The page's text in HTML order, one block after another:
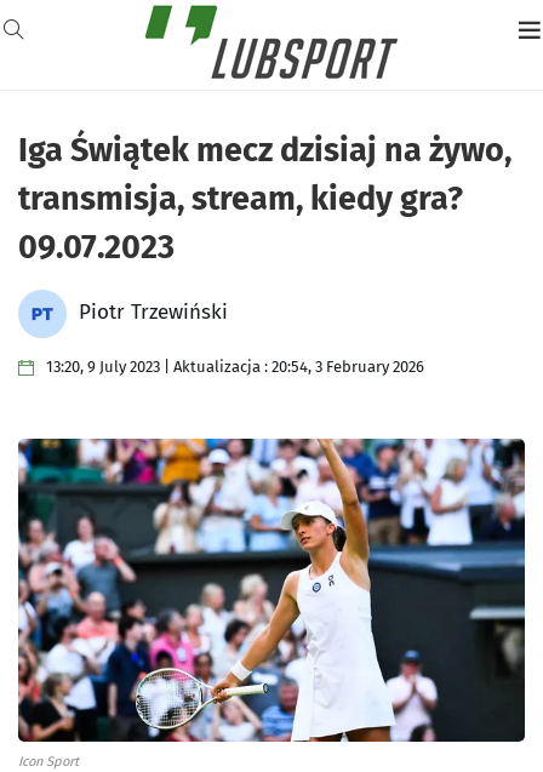
Iga Świątek mecz dzisiaj na żywo,
transmisja, stream, kiedy gra?
09.07.2023
Piotr Trzewiński
13:20, 9 July 2023 | Aktualizacja : 20:54, 3 February 2026
Icon Sport